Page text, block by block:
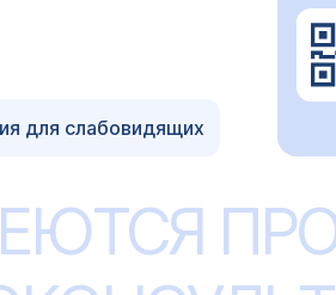
для слабовидящих